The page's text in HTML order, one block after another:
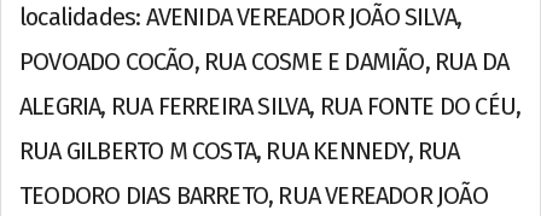
localidades: AVENIDA VEREADOR JOÃO SILVA,
POVOADO COCÃO, RUA COSME E DAMIÃO, RUA DA
ALEGRIA, RUA FERREIRA SILVA, RUA FONTE DO CÉU,
RUA GILBERTO M COSTA, RUA KENNEDY, RUA
TEODORO DIAS BARRETO, RUA VEREADOR JOÃO